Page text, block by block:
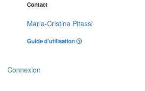
Contact
Maria-Cristina Pitassi
Guide d'utilisation
Connexion